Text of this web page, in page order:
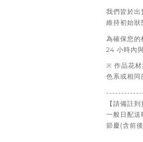
我們皆於出
維持初始狀
為確保您的
24 小時內
※ 作品花材
色系或相同
【請備註到
一般日配
節慶(含前